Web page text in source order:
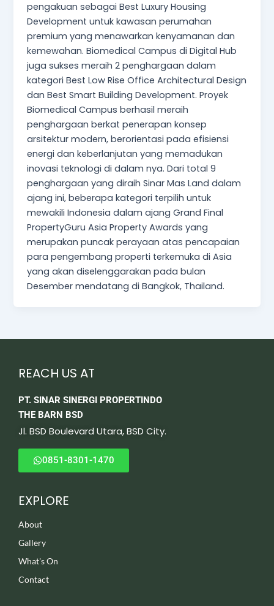
pengakuan sebagai Best Luxury Housing
Development untuk kawasan perumahan
premium yang menawarkan kenyamanan dan
kemewahan. Biomedical Campus di Digital Hub
juga sukses meraih 2 penghargaan dalam
kategori Best Low Rise Office Architectural Design
dan Best Smart Building Development. Proyek
Biomedical Campus berhasil meraih
penghargaan berkat penerapan konsep
arsitektur modern, berorientasi pada efisiensi
energi dan keberlanjutan yang memadukan
inovasi teknologi di dalam nya. Dari total 9
penghargaan yang diraih Sinar Mas Land dalam
ajang ini, beberapa kategori terpilih untuk
mewakili Indonesia dalam ajang Grand Final
PropertyGuru Asia Property Awards yang
merupakan puncak perayaan atas pencapaian
para pengembang properti terkemuka di Asia
yang akan diselenggarakan pada bulan
Desember mendatang di Bangkok, Thailand.
REACH US AT
PT. SINAR SINERGI PROPERTINDO
THE BARN BSD
Jl. BSD Boulevard Utara, BSD City.
0851-8301-1470
EXPLORE
About
Gallery
What's On
Contact